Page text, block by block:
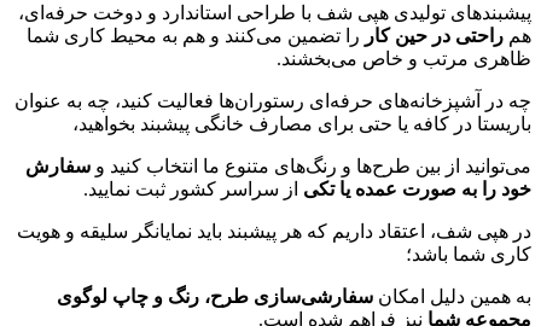
پیشبندهای تولیدی هپی شف با طراحی استاندارد و دوخت حرفه‌ای،
هم راحتی در حین کار را تضمین می‌کنند و هم به محیط کاری شما
ظاهری مرتب و خاص می‌بخشند.
چه در آشپزخانه‌های حرفه‌ای رستوران‌ها فعالیت کنید، چه به عنوان
باریستا در کافه یا حتی برای مصارف خانگی پیشبند بخواهید،
می‌توانید از بین طرح‌ها و رنگ‌های متنوع ما انتخاب کنید و سفارش
خود را به صورت عمده یا تکی از سراسر کشور ثبت نمایید.
در هپی شف، اعتقاد داریم که هر پیشبند باید نمایانگر سلیقه و هویت
کاری شما باشد؛
به همین دلیل امکان سفارشی‌سازی طرح، رنگ و چاپ لوگوی
مجموعه شما نیز فراهم شده است.